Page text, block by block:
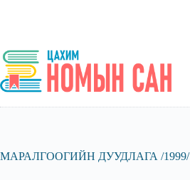
МАРАЛГООГИЙН ДУУДЛАГА /1999/